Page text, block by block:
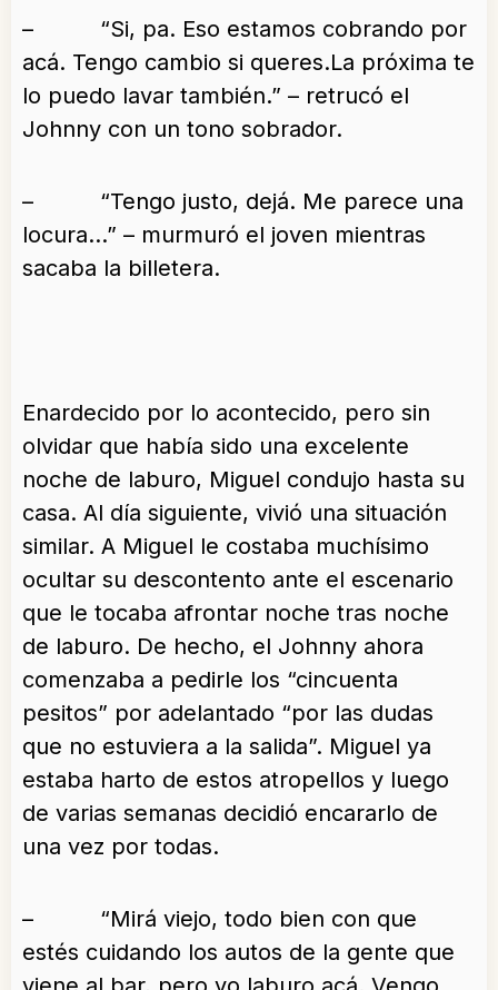
– “Si, pa. Eso estamos cobrando por
acá. Tengo cambio si queres.La próxima te
lo puedo lavar también.” – retrucó el
Johnny con un tono sobrador.
– “Tengo justo, dejá. Me parece una
locura…” – murmuró el joven mientras
sacaba la billetera.
Enardecido por lo acontecido, pero sin
olvidar que había sido una excelente
noche de laburo, Miguel condujo hasta su
casa. Al día siguiente, vivió una situación
similar. A Miguel le costaba muchísimo
ocultar su descontento ante el escenario
que le tocaba afrontar noche tras noche
de laburo. De hecho, el Johnny ahora
comenzaba a pedirle los “cincuenta
pesitos” por adelantado “por las dudas
que no estuviera a la salida”. Miguel ya
estaba harto de estos atropellos y luego
de varias semanas decidió encararlo de
una vez por todas.
– “Mirá viejo, todo bien con que
estés cuidando los autos de la gente que